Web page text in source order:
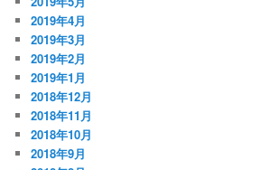
2019年4月
2019年3月
2019年2月
2019年1月
2018年12月
2018年11月
2018年10月
2018年9月